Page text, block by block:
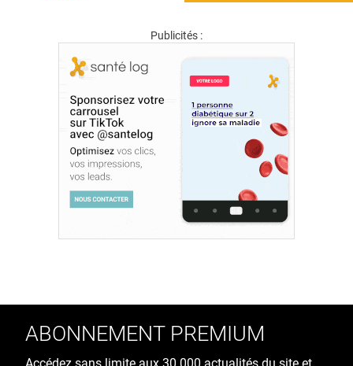
Publicités :
ABONNEMENT PREMIUM
Accédez sans limite aux 30 000 actualités du site et